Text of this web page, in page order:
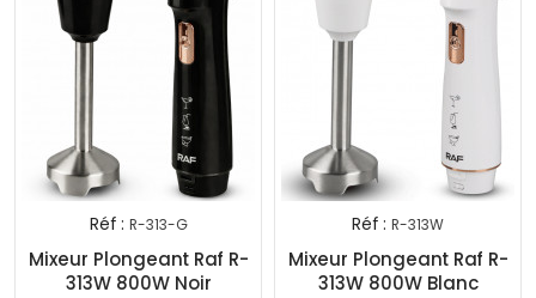
Réf : R-313-G
Mixeur Plongeant Raf R-
313W 800W Noir
Réf : R-313W
Mixeur Plongeant Raf R-
313W 800W Blanc